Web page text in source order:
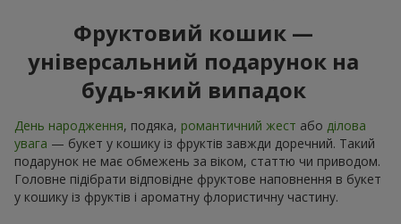
Фруктовий кошик —
універсальний подарунок на
будь-який випадок
День народження, подяка, романтичний жест або ділова
увага — букет у кошику із фруктів завжди доречний. Такий
подарунок не має обмежень за віком, статтю чи приводом.
Головне підібрати відповідне фруктове наповнення в букет
у кошику із фруктів і ароматну флористичну частину.